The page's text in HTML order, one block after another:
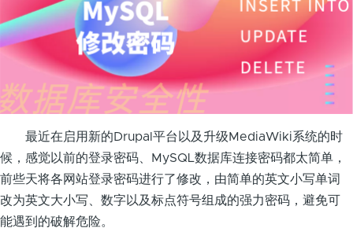
最近在启用新的Drupal平台以及升级MediaWiki系统的时
候，感觉以前的登录密码、MySQL数据库连接密码都太简单，
前些天将各网站登录密码进行了修改，由简单的英文小写单词
改为英文大小写、数字以及标点符号组成的强力密码，避免可
能遇到的破解危险。